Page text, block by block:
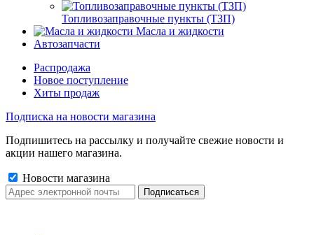
Топливозаправочные пункты (ТЗП)
Масла и жидкости
Автозапчасти
Распродажа
Новое поступление
Хиты продаж
Подписка на новости магазина
Подпишитесь на рассылку и получайте свежие новости и
акции нашего магазина.
Новости магазина